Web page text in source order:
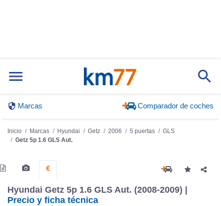
Marcas Comparador de coches
Inicio Marcas Hyundai Getz 2006 5 puertas
GLS
Getz 5p 1.6 GLS Aut.
Hyundai Getz 5p 1.6 GLS Aut. (2008-2009) |
Precio y ficha técnica